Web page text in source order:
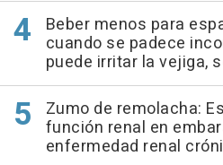
Beber menos para
cuando se padece
puede irritar la vejiga,
Zumo de remolacha:
función renal en
enfermedad renal